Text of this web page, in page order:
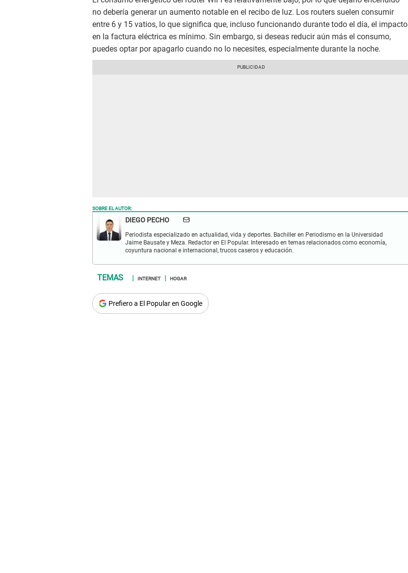
no debería generar un aumento notable en el recibo de luz. Los routers suelen consumir
entre 6 y 15 vatios, lo que significa que, incluso funcionando durante todo el día, el impacto
en la factura eléctrica es mínimo. Sin embargo, si deseas reducir aún más el consumo,
puedes optar por apagarlo cuando no lo necesites, especialmente durante la noche.
SOBRE EL AUTOR:
DIEGO PECHO
Periodista especializado en actualidad, vida y deportes. Bachiller en Periodismo en la Universidad
Jaime Bausate y Meza. Redactor en El Popular. Interesado en temas relacionados como economía,
coyuntura nacional e internacional, trucos caseros y educación.
INTERNET HOGAR
Prefiero a El Popular en Google